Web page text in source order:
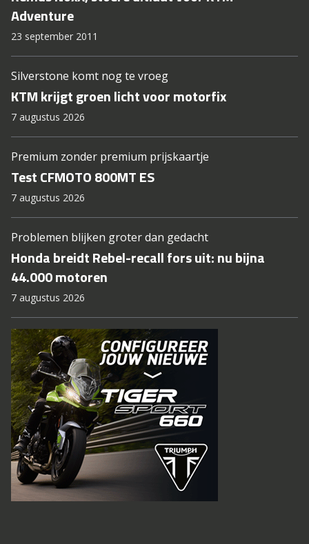
Adventure
23 september 2011
Silverstone komt nog te vroeg
KTM krijgt groen licht voor motorfix
7 augustus 2026
Premium zonder premium prijskaartje
Test CFMOTO 800MT ES
7 augustus 2026
Problemen blijken groter dan gedacht
Honda breidt Rebel-recall fors uit: nu bijna
44.000 motoren
7 augustus 2026